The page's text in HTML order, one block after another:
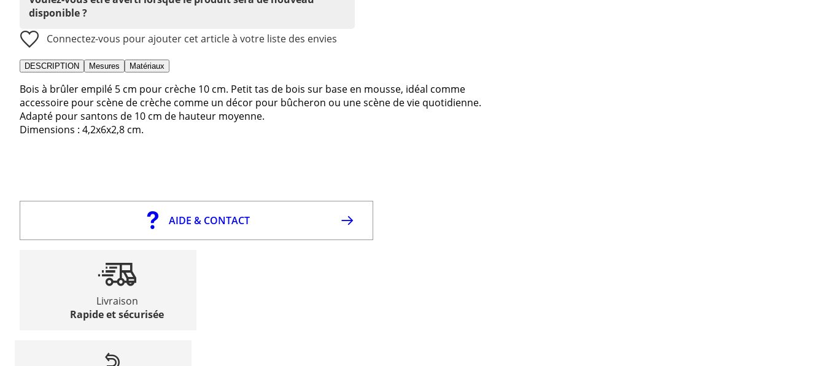
disponible ?
Connectez-vous pour ajouter cet article à votre liste des envies
DESCRIPTION Mesures Matériaux
Bois à brûler empilé 5 cm pour crèche 10 cm. Petit tas de bois sur base en mousse, idéal comme
accessoire pour scène de crèche comme un décor pour bûcheron ou une scène de vie quotidienne.
Adapté pour santons de 10 cm de hauteur moyenne.
Dimensions : 4,2x6x2,8 cm.
AIDE & CONTACT
Livraison
Rapide et sécurisée